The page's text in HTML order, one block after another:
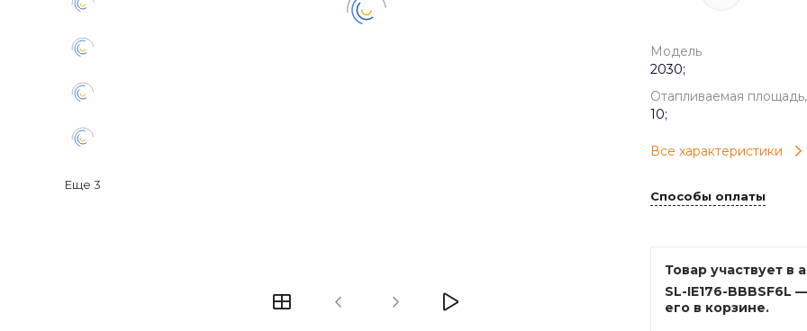
Еще 3
Модель
2030;
Отапливаемая
10;
Все характеристики
Способы оплаты
Товар участвует в
SL-IE176-BBBSF6L
его в корзине.